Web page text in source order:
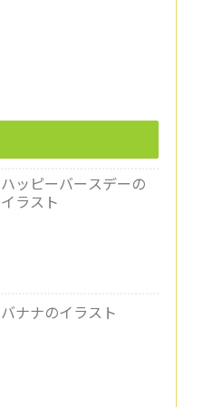
ハッピーバースデーの
イラスト
バナナのイラスト